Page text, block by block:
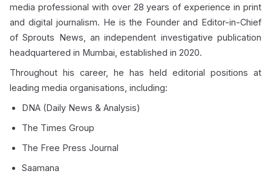
media professional with over 28 years of experience in print
and digital journalism. He is the Founder and Editor-in-Chief
of Sprouts News, an independent investigative publication
headquartered in Mumbai, established in 2020.
Throughout his career, he has held editorial positions at
leading media organisations, including:
DNA (Daily News & Analysis)
The Times Group
The Free Press Journal
Saamana